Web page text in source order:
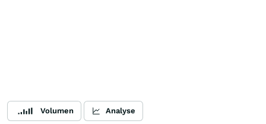
Volumen Analyse